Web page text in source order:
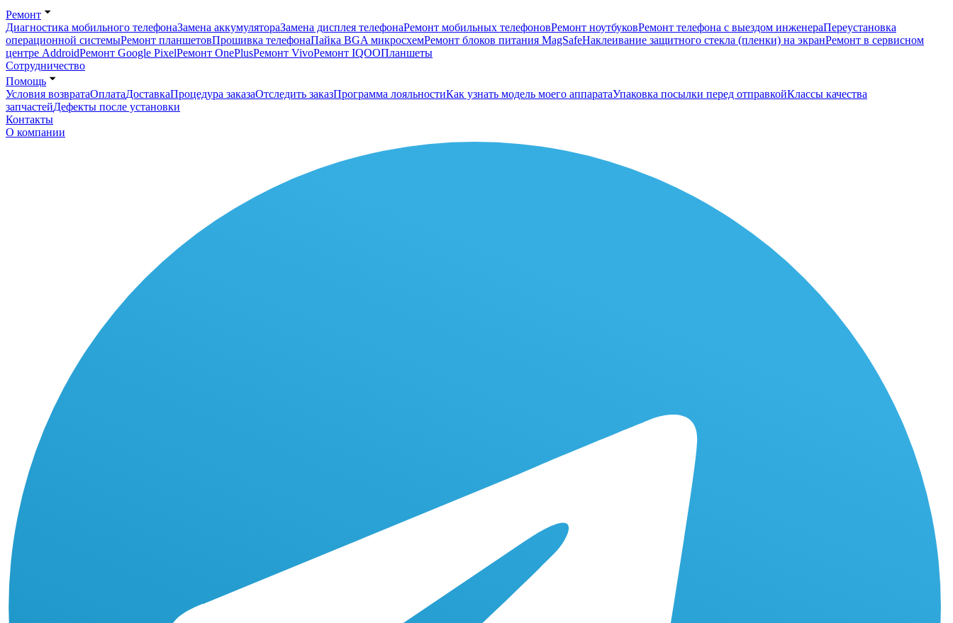
Ремонт
Диагностика мобильного телефонаЗамена аккумулятораЗамена дисплея телефонаРемонт мобильных телефоновРемонт ноутбуковРемонт телефона с выездом инженераПереустановка
операционной системыРемонт планшетовПрошивка телефонаПайка BGA микросхемРемонт блоков питания MagSafeНаклеивание защитного стекла (пленки) на экранРемонт в сервисном
центре AddroidРемонт Google PixelРемонт OnePlusРемонт VivoРемонт IQOOПланшеты
Сотрудничество
Помощь
Условия возвратаОплатаДоставкаПроцедура заказаОтследить заказПрограмма лояльностиКак узнать модель моего аппаратаУпаковка посылки перед отправкойКлассы качества
запчастейДефекты после установки
Контакты
О компании